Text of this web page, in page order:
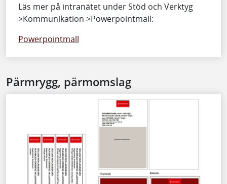
Läs mer på intranätet under Stöd och Verktyg
>Kommunikation >Powerpointmall:
Powerpointmall
Pärmrygg, pärmomslag